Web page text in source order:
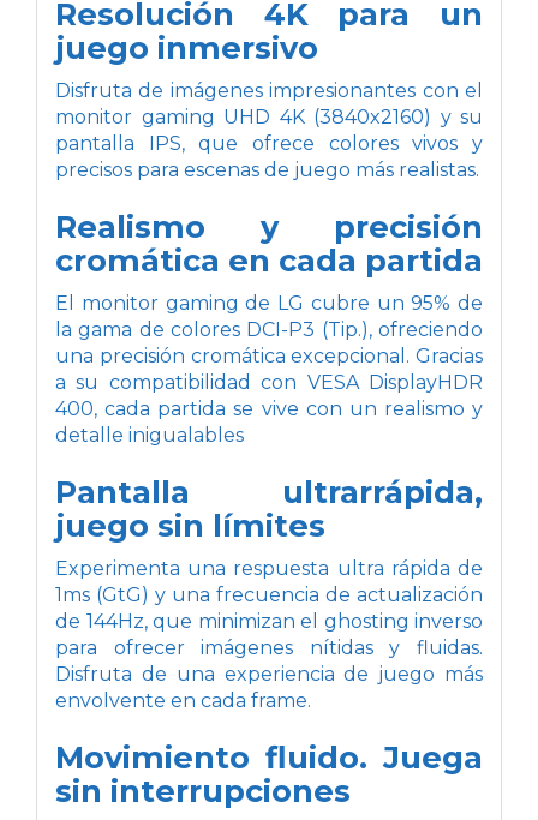
Resolución 4K para un
juego inmersivo
Disfruta de imágenes impresionantes con el
monitor gaming UHD 4K (3840x2160) y su
pantalla IPS, que ofrece colores vivos y
precisos para escenas de juego más realistas.
Realismo y precisión
cromática en cada partida
El monitor gaming de LG cubre un 95% de
la gama de colores DCI-P3 (Tip.), ofreciendo
una precisión cromática excepcional. Gracias
a su compatibilidad con VESA DisplayHDR
400, cada partida se vive con un realismo y
detalle inigualables
Pantalla ultrarrápida,
juego sin límites
Experimenta una respuesta ultra rápida de
1ms (GtG) y una frecuencia de actualización
de 144Hz, que minimizan el ghosting inverso
para ofrecer imágenes nítidas y fluidas.
Disfruta de una experiencia de juego más
envolvente en cada frame.
Movimiento fluido. Juega
sin interrupciones